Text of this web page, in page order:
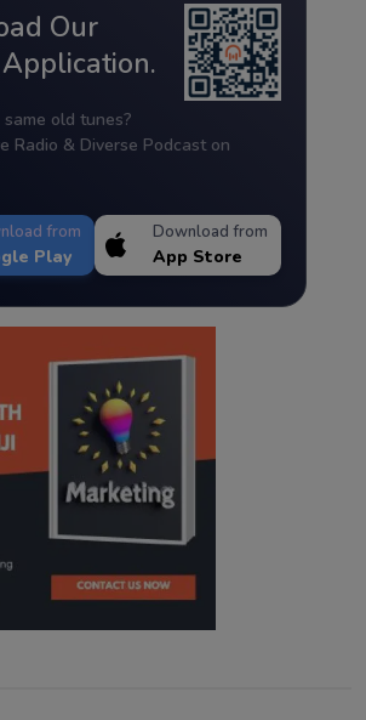
Our
old tunes?
Radio & Diverse Podcast on
from
Play
Download from
App Store